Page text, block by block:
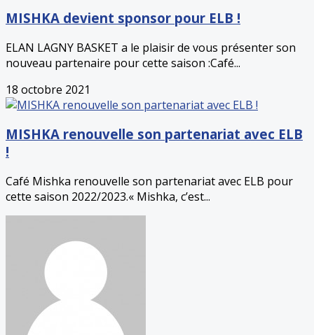
MISHKA devient sponsor pour ELB !
ELAN LAGNY BASKET a le plaisir de vous présenter son
nouveau partenaire pour cette saison :Café...
18 octobre 2021
MISHKA renouvelle son partenariat avec ELB
!
Café Mishka renouvelle son partenariat avec ELB pour
cette saison 2022/2023.« Mishka, c’est...